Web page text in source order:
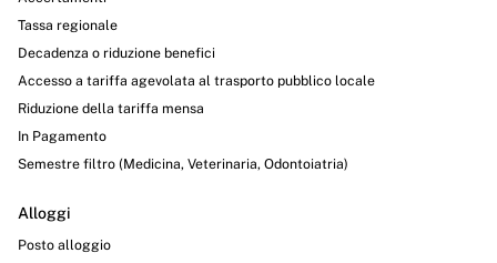
Altri contenuti
Attuazione misure PNRR
Tassa regionale
Decadenza o riduzione benefici
Accesso a tariffa agevolata al trasporto pubblico locale
Riduzione della tariffa mensa
In Pagamento
Semestre filtro (Medicina, Veterinaria, Odontoiatria)
Alloggi
Posto alloggio